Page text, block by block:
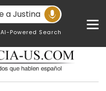
AI-Powered Search